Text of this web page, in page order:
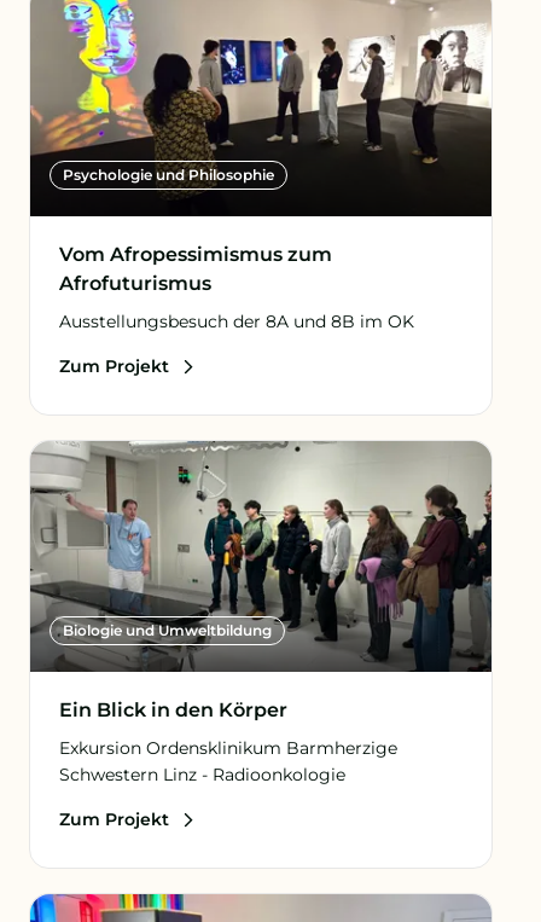
Psychologie und Philosophie
Vom Afropessimismus zum
Afrofuturismus
Ausstellungsbesuch der 8A und 8B im OK
Zum Projekt
Biologie und Umweltbildung
Ein Blick in den Körper
Exkursion Ordensklinikum Barmherzige
Schwestern Linz - Radioonkologie
Zum Projekt